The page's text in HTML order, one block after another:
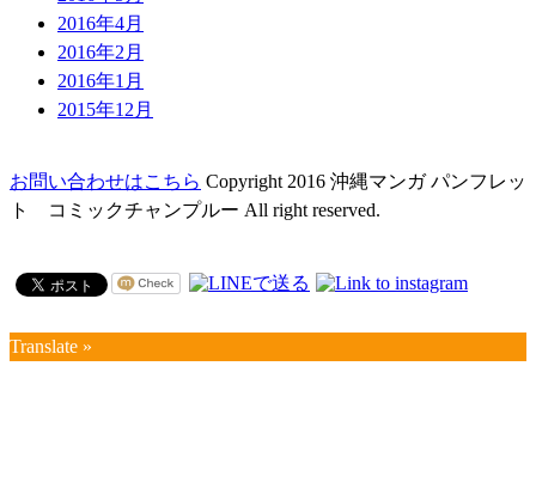
2016年4月
2016年2月
2016年1月
2015年12月
お問い合わせはこちら Copyright 2016 沖縄マンガ パンフレッ
ト コミックチャンプルー All right reserved.
Translate »